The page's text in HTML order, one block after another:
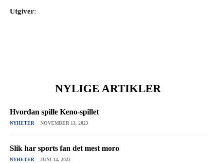
Utgiver:
NYLIGE ARTIKLER
Hvordan spille Keno-spillet
NYHETER NOVEMBER 13, 2023
Slik har sports fan det mest moro
NYHETER JUNI 14, 2022